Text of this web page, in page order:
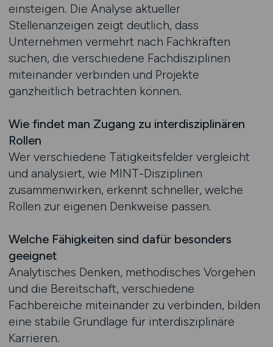
einsteigen. Die Analyse aktueller
Stellenanzeigen zeigt deutlich, dass
Unternehmen vermehrt nach Fachkräften
suchen, die verschiedene Fachdisziplinen
miteinander verbinden und Projekte
ganzheitlich betrachten können.
Wie findet man Zugang zu interdisziplinären
Rollen
Wer verschiedene Tätigkeitsfelder vergleicht
und analysiert, wie MINT-Disziplinen
zusammenwirken, erkennt schneller, welche
Rollen zur eigenen Denkweise passen.
Welche Fähigkeiten sind dafür besonders
geeignet
Analytisches Denken, methodisches Vorgehen
und die Bereitschaft, verschiedene
Fachbereiche miteinander zu verbinden, bilden
eine stabile Grundlage für interdisziplinäre
Karrieren.